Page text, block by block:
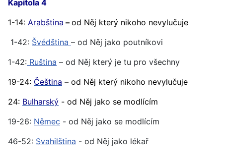
Kapitola 4
1-14: Arabština – od Něj který nikoho nevylučuje
1-42: Švédština – od Něj jako poutníkovi
1-42: Ruština – od Něj který je tu pro všechny
19-24: Čeština – od Něj který nikoho nevylučuje
24: Bulharský - od Něj jako se modlícím
19-26: Němec - od Něj jako se modlícím
46-52: Svahilština - od Něj jako lékař